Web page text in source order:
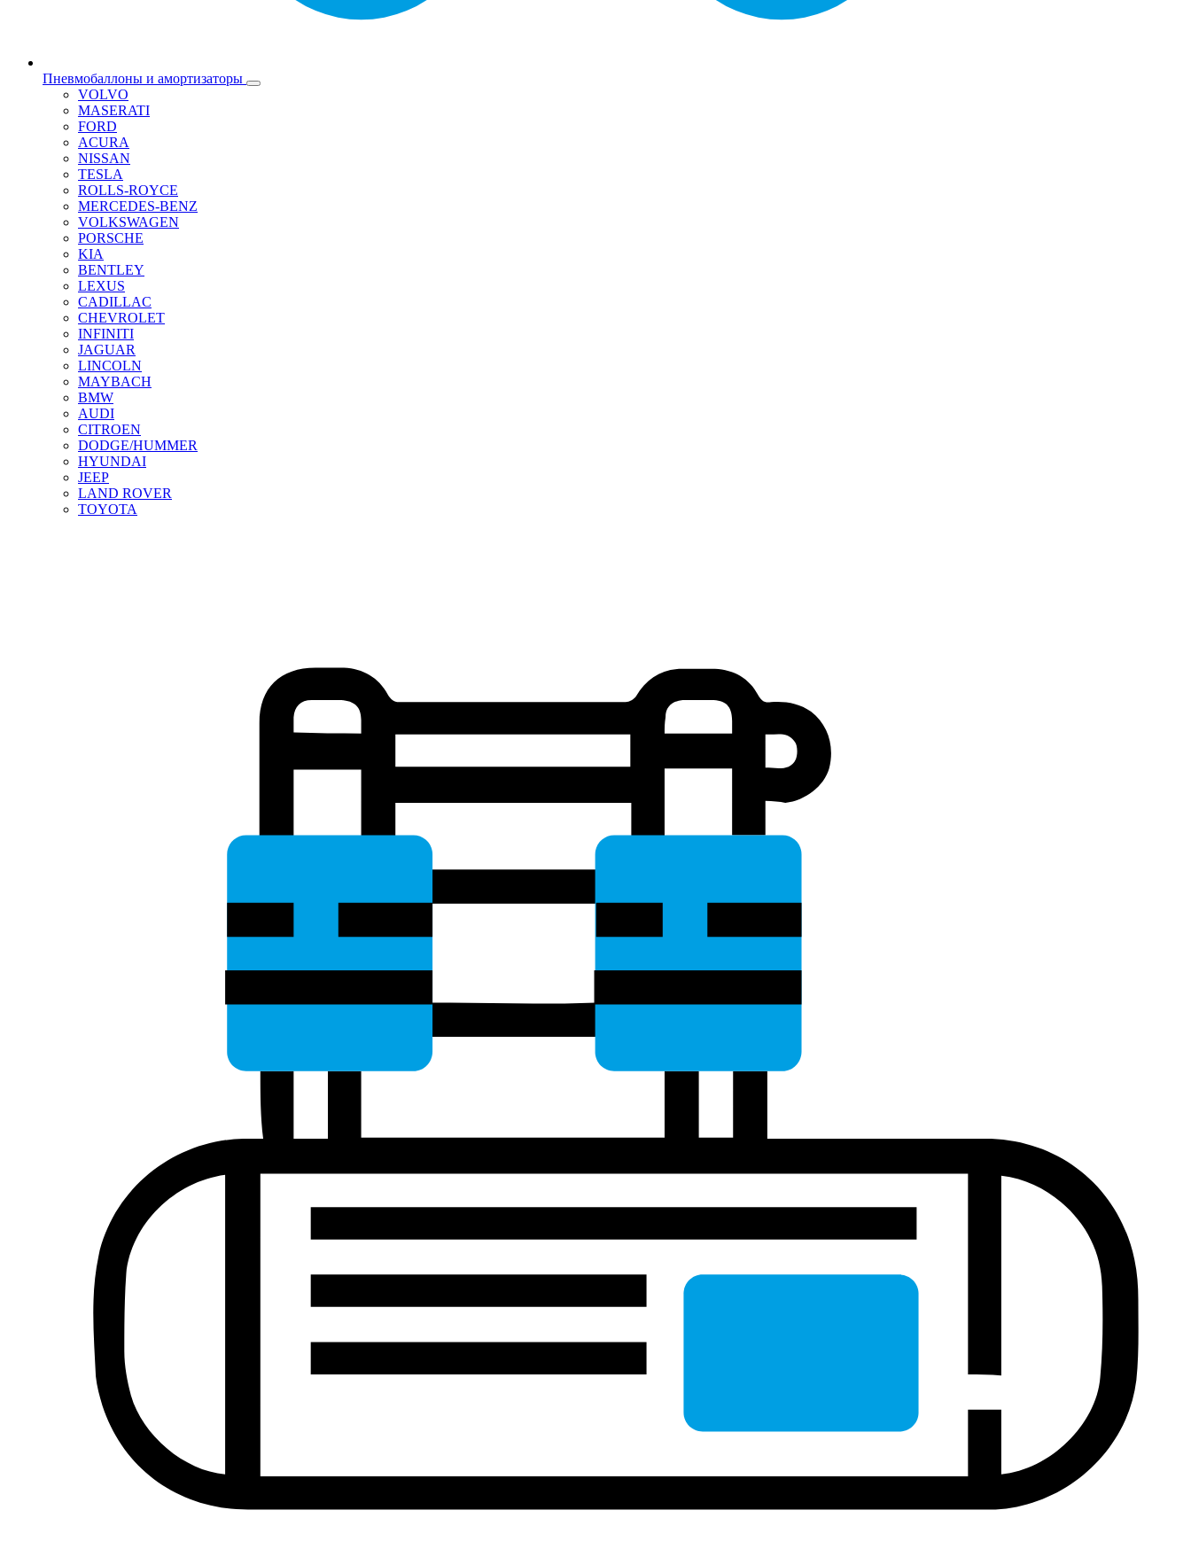
Пневмобаллоны и амортизаторы
VOLVO
MASERATI
FORD
ACURA
NISSAN
TESLA
ROLLS-ROYCE
MERCEDES-BENZ
VOLKSWAGEN
PORSCHE
KIA
BENTLEY
LEXUS
CADILLAC
CHEVROLET
INFINITI
JAGUAR
LINCOLN
MAYBACH
BMW
AUDI
CITROEN
DODGE/HUMMER
HYUNDAI
JEEP
LAND ROVER
TOYOTA